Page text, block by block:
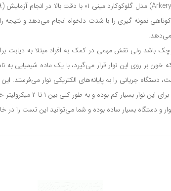
نمونه گیری را با شدت دلخواه انجام می‌دهد و نتیجه
می‌دهد.
ولی نقش مهمی در کمک به افراد مبتلا به دیابت
بر روی این نوار قرار می‌گیرد، با یک ماده شیمیایی به
جریانی را به پایانه‌های الکتریکی نوار می‌فرستد. این
بسته بر میزان گلوکونیک اسید تغییر کرده و بر حسب یک